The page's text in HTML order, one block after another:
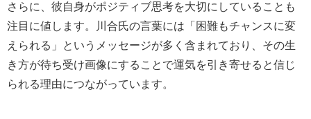
さらに、彼自身がポジティブ思考を大切にしていることも
注目に値します。川合氏の言葉には「困難もチャンスに変
えられる」というメッセージが多く含まれており、その生
き方が待ち受け画像にすることで運気を引き寄せると信じ
られる理由につながっています。